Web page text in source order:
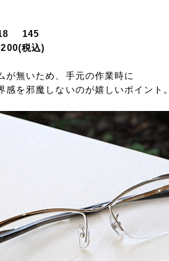
145
税込)
が無いため、手元の作業時に
感を邪魔しないのが嬉しいポイント。